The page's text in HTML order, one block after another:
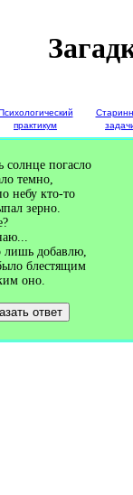
практикум
погасло
темно,
небу кто-то
зерно.
лишь добавлю,
блестящим
оно.
ответ